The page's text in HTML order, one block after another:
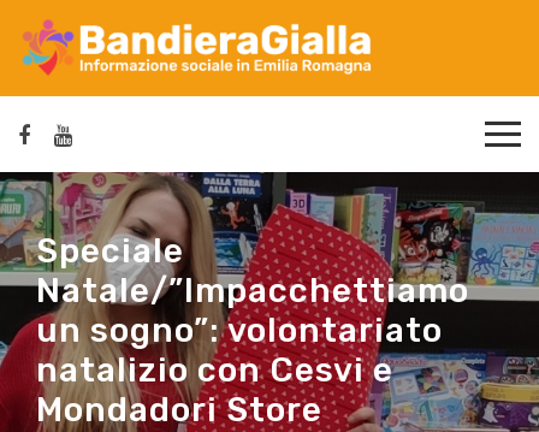
Speciale
Natale/”Impacchettiamo
un sogno”: volontariato
natalizio con Cesvi e
Mondadori Store